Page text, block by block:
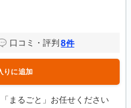
口コミ・評判 8件
りに追加
まるごと」お任せください